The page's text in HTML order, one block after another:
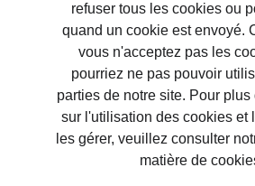
refuser tous les cookies ou
quand un cookie est envoyé.
vous n'acceptez pas les
pourriez ne pas pouvoir
parties de notre site. Pour
sur l'utilisation des cookies et
les gérer, veuillez consulter
matière de